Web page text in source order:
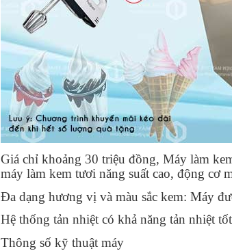
Giá chỉ khoảng 30 triệu đồng, Máy làm
máy làm kem tươi năng suất cao, động cơ
Đa dạng hương vị và màu sắc kem: Máy
Hệ thống tản nhiệt có khả năng tản nhiệt
Thông số kỹ thuật máy